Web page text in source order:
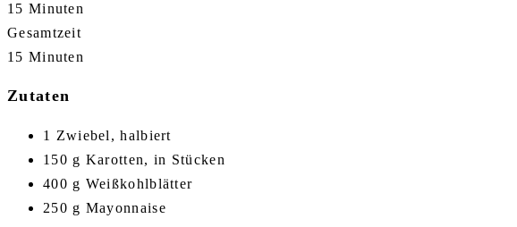
15 Minuten
Gesamtzeit
15 Minuten
Zutaten
1 Zwiebel, halbiert
150 g Karotten, in Stücken
400 g Weißkohlblätter
250 g Mayonnaise